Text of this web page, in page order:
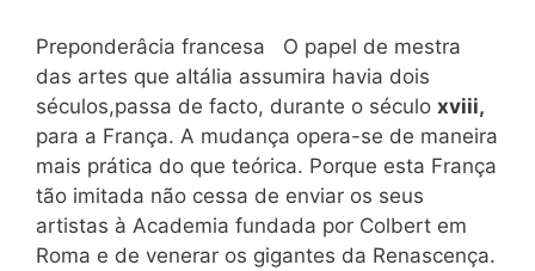
Preponderâcia francesa O papel de mestra
das artes que aItália assumira havia dois
séculos,passa de facto, durante o século xviii,
para a França. A mudança opera-se de maneira
mais prática do que teórica. Porque esta França
tão imitada não cessa de enviar os seus
artistas à Academia fundada por Colbert em
Roma e de venerar os gigantes da Renascença.